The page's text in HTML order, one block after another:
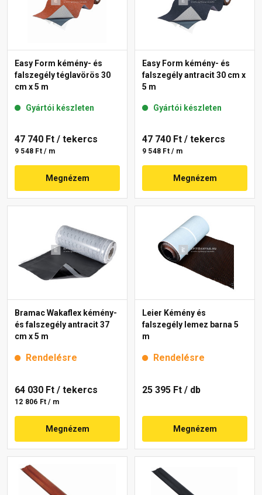
Easy Form kémény- és
falszegély téglavörös 30
cm x 5 m
Gyártói készleten
47 740 Ft / tekercs
9 548 Ft / m
Megnézem
Easy Form kémény- és
falszegély antracit 30 cm x
5 m
Gyártói készleten
47 740 Ft / tekercs
9 548 Ft / m
Megnézem
Bramac Wakaflex kémény-
és falszegély antracit 37
cm x 5 m
Rendelésre
64 030 Ft / tekercs
12 806 Ft / m
Megnézem
Leier Kémény és
falszegély lemez barna 5
m
Rendelésre
25 395 Ft / db
Megnézem